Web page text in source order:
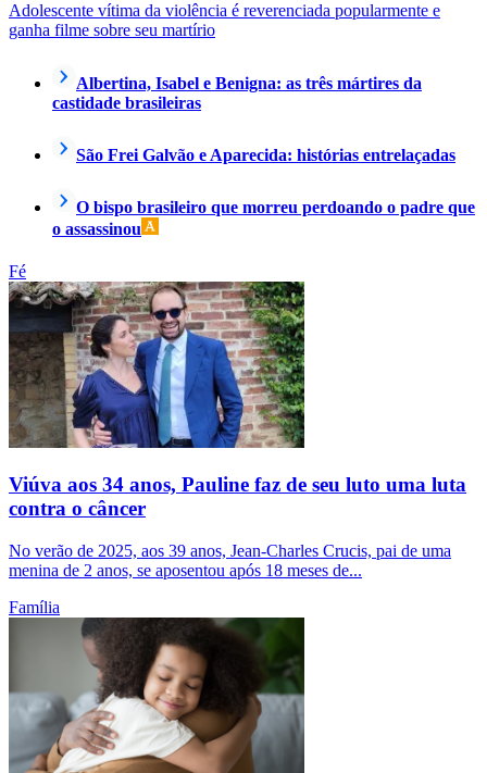
Adolescente vítima da violência é reverenciada popularmente e
ganha filme sobre seu martírio
Albertina, Isabel e Benigna: as três mártires da
castidade brasileiras
São Frei Galvão e Aparecida: histórias entrelaçadas
O bispo brasileiro que morreu perdoando o padre que
o assassinou
Fé
Viúva aos 34 anos, Pauline faz de seu luto uma luta
contra o câncer
No verão de 2025, aos 39 anos, Jean-Charles Crucis, pai de uma
menina de 2 anos, se aposentou após 18 meses de...
Família